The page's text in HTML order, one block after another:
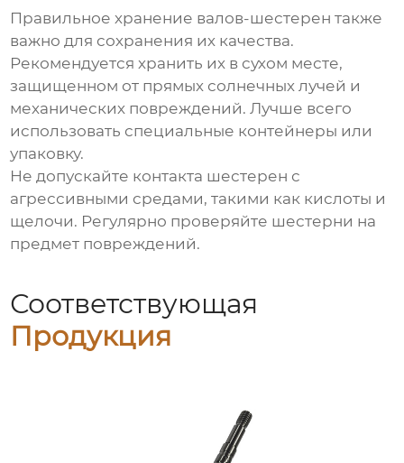
Правильное хранение валов-шестерен также
важно для сохранения их качества.
Рекомендуется хранить их в сухом месте,
защищенном от прямых солнечных лучей и
механических повреждений. Лучше всего
использовать специальные контейнеры или
упаковку.
Не допускайте контакта шестерен с
агрессивными средами, такими как кислоты и
щелочи. Регулярно проверяйте шестерни на
предмет повреждений.
Соответствующая
Продукция